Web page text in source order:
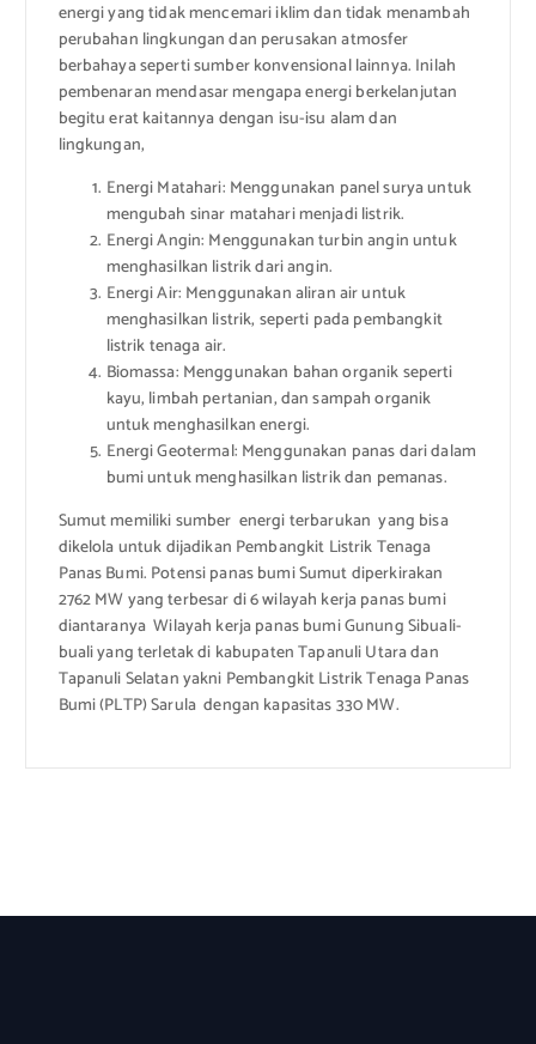
energi yang tidak mencemari iklim dan tidak menambah
perubahan lingkungan dan perusakan atmosfer
berbahaya seperti sumber konvensional lainnya. Inilah
pembenaran mendasar mengapa energi berkelanjutan
begitu erat kaitannya dengan isu-isu alam dan
lingkungan,
Energi Matahari: Menggunakan panel surya untuk
mengubah sinar matahari menjadi listrik.
Energi Angin: Menggunakan turbin angin untuk
menghasilkan listrik dari angin.
Energi Air: Menggunakan aliran air untuk
menghasilkan listrik, seperti pada pembangkit
listrik tenaga air.
Biomassa: Menggunakan bahan organik seperti
kayu, limbah pertanian, dan sampah organik
untuk menghasilkan energi.
Energi Geotermal: Menggunakan panas dari dalam
bumi untuk menghasilkan listrik dan pemanas.
Sumut memiliki sumber energi terbarukan yang bisa
dikelola untuk dijadikan Pembangkit Listrik Tenaga
Panas Bumi. Potensi panas bumi Sumut diperkirakan
2762 MW yang terbesar di 6 wilayah kerja panas bumi
diantaranya Wilayah kerja panas bumi Gunung Sibuali-
buali yang terletak di kabupaten Tapanuli Utara dan
Tapanuli Selatan yakni Pembangkit Listrik Tenaga Panas
Bumi (PLTP) Sarula dengan kapasitas 330 MW.